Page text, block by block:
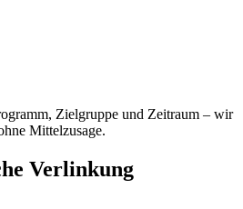
Zielgruppe und Zeitraum – wir
Mittelzusage.
Verlinkung